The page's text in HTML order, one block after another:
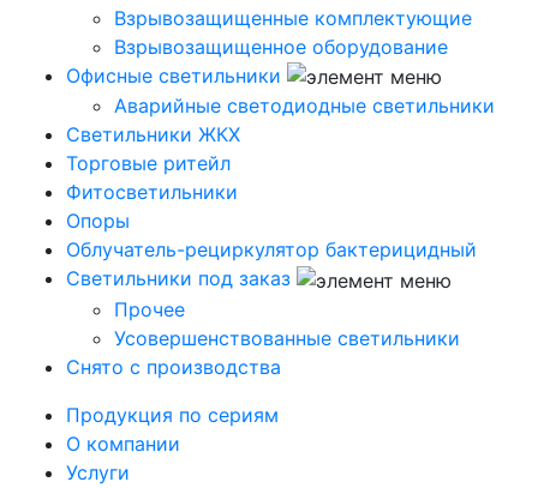
Взрывозащищенные комплектующие
Взрывозащищенное оборудование
Офисные светильники
Аварийные светодиодные светильники
Светильники ЖКХ
Торговые ритейл
Фитосветильники
Опоры
Облучатель-рециркулятор бактерицидный
Светильники под заказ
Прочее
Усовершенствованные светильники
Снято с производства
Продукция по сериям
О компании
Услуги